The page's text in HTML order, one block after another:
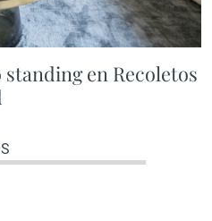
en Recoletos